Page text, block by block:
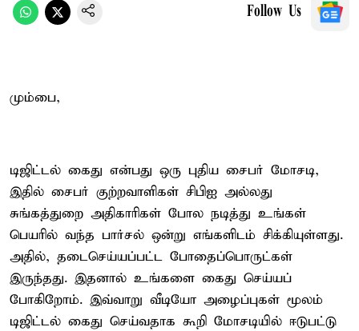
Follow Us
மும்பை,
டிஜிட்டல் கைது என்பது ஒரு புதிய சைபர் மோசடி,
இதில் சைபர் குற்றவாளிகள் சிபிஐ அல்லது
சுங்கத்துறை அதிகாரிகள் போல நடித்து உங்கள்
பெயரில் வந்த பார்சல் ஒன்று எங்களிடம் சிக்கியுள்ளது.
அதில், தடைசெய்யப்பட்ட போதைப்பொருட்கள்
இருந்தது. இதனால் உங்களை கைது செய்யப்
போகிறோம். இவ்வாறு வீடியோ அழைப்புகள் மூலம்
டிஜிட்டல் கைது செய்வதாக கூறி மோசடியில் ஈடுபட்டு